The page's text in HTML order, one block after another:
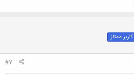
کاربر ممتاز
#7